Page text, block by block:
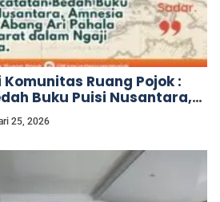
Ruang Pojok :
Buku Puisi Nusantara,
Ari Pahala Hutabarat
25, 2026